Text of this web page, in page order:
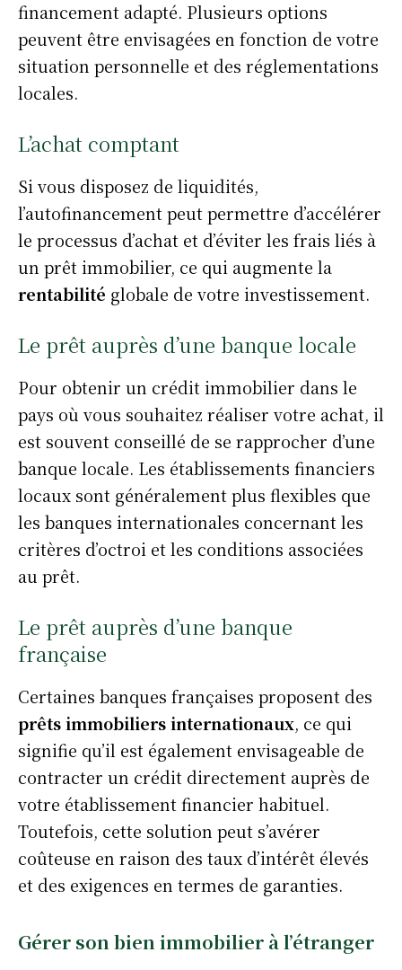
financement adapté. Plusieurs options
peuvent être envisagées en fonction de votre
situation personnelle et des réglementations
locales.
L’achat comptant
Si vous disposez de liquidités,
l’autofinancement peut permettre d’accélérer
le processus d’achat et d’éviter les frais liés à
un prêt immobilier, ce qui augmente la
rentabilité globale de votre investissement.
Le prêt auprès d’une banque locale
Pour obtenir un crédit immobilier dans le
pays où vous souhaitez réaliser votre achat, il
est souvent conseillé de se rapprocher d’une
banque locale. Les établissements financiers
locaux sont généralement plus flexibles que
les banques internationales concernant les
critères d’octroi et les conditions associées
au prêt.
Le prêt auprès d’une banque
française
Certaines banques françaises proposent des
prêts immobiliers internationaux, ce qui
signifie qu’il est également envisageable de
contracter un crédit directement auprès de
votre établissement financier habituel.
Toutefois, cette solution peut s’avérer
coûteuse en raison des taux d’intérêt élevés
et des exigences en termes de garanties.
Gérer son bien immobilier à l’étranger